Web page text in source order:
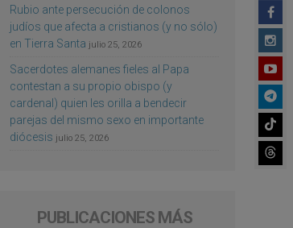
Rubio ante persecución de colonos
judíos que afecta a cristianos (y no sólo)
en Tierra Santa julio 25, 2026
Sacerdotes alemanes fieles al Papa
contestan a su propio obispo (y
cardenal) quien les orilla a bendecir
parejas del mismo sexo en importante
diócesis julio 25, 2026
PUBLICACIONES MÁS